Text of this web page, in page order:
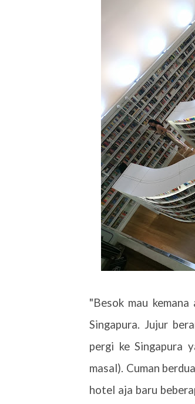
"Besok mau
Singapura. Jujur
pergi ke Singapura
masal). Cuman
hotel aja baru